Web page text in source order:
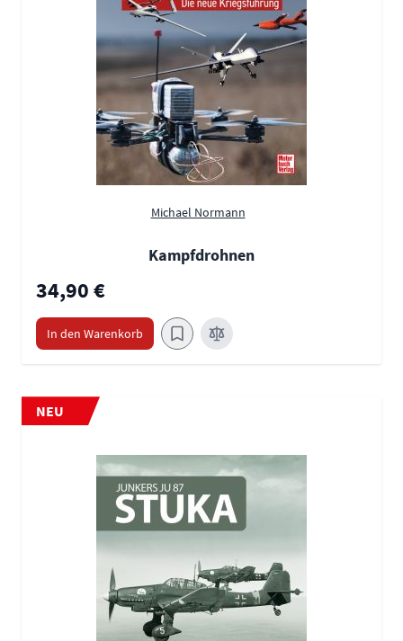
Michael Normann
Kampfdrohnen
34,90 €
In den Warenkorb
NEU